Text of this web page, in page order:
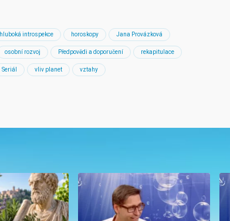
hluboká introspekce horoskopy Jana Provázková
osobní rozvoj Předpovědi a doporučení rekapitulace
Seriál vliv planet vztahy